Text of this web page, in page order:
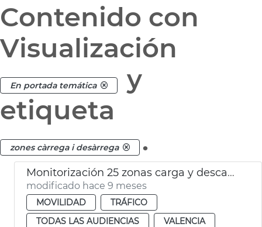
Contenido con
Visualización
En portada temática
y
etiqueta
zones càrrega i desàrrega .
Monitorización 25 zonas carga y descarga
modificado hace 9 meses
MOVILIDAD
TRÁFICO
TODAS LAS AUDIENCIAS
VALENCIA